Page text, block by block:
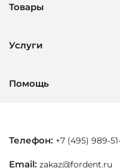
Товары
Услуги
Помощь
Телефон: +7 (495) 989-
Email: zakaz@fordent.ru